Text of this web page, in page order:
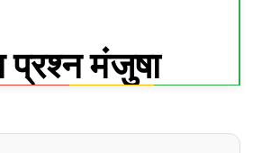
प्रश्न मंजुषा